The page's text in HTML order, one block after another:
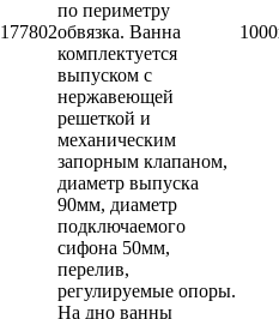
177802
по периметру
обвязка. Ванна
комплектуется
выпуском с
нержавеющей
решеткой и
механическим
запорным клапаном,
диаметр выпуска
90мм, диаметр
подключаемого
сифона 50мм,
перелив,
регулируемые опоры.
На дно ванны